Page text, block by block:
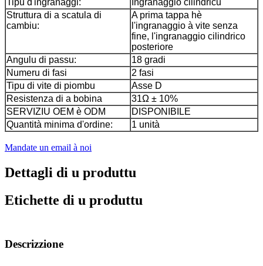
Tipu d'ingranaggi:
Ingranaggio cilindricu
Struttura di a scatula di
cambiu:
A prima tappa hè
l'ingranaggio à vite senza
fine, l'ingranaggio cilindrico
posteriore
Angulu di passu:
18 gradi
Numeru di fasi
2 fasi
Tipu di vite di piombu
Asse D
Resistenza di a bobina
31Ω ± 10%
SERVIZIU OEM è ODM
DISPONIBILE
Quantità minima d'ordine:
1 unità
Mandate un email à noi
Dettagli di u produttu
Etichette di u produttu
Descrizzione